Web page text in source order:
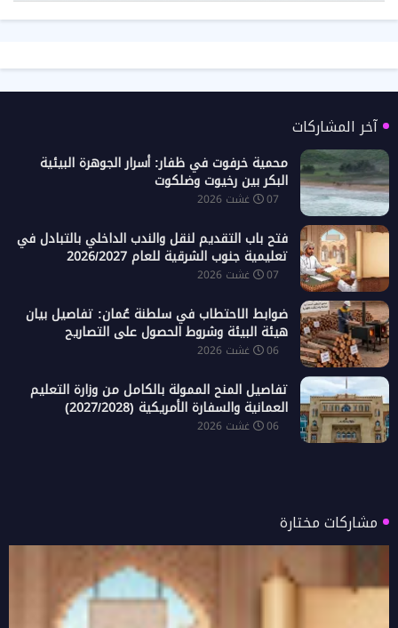
آخر المشاركات
محمية خرفوت في ظفار: أسرار الجوهرة البيئية
البكر بين رخيوت وضلكوت
07 غشت 2026
فتح باب التقديم لنقل والندب الداخلي بالتبادل في
تعليمية جنوب الشرقية للعام 2026/2027
07 غشت 2026
ضوابط الاحتطاب في سلطنة عُمان: تفاصيل بيان
هيئة البيئة وشروط الحصول على التصاريح
06 غشت 2026
تفاصيل المنح الممولة بالكامل من وزارة التعليم
العمانية والسفارة الأمريكية (2027/2028)
06 غشت 2026
مشاركات مختارة